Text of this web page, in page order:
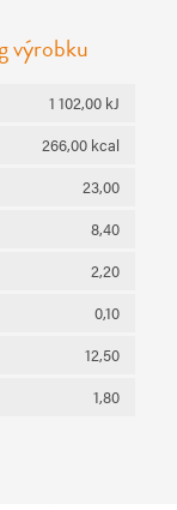
výrobku
1 102,00 kJ
266,00 kcal
23,00
8,40
2,20
0,10
12,50
1,80